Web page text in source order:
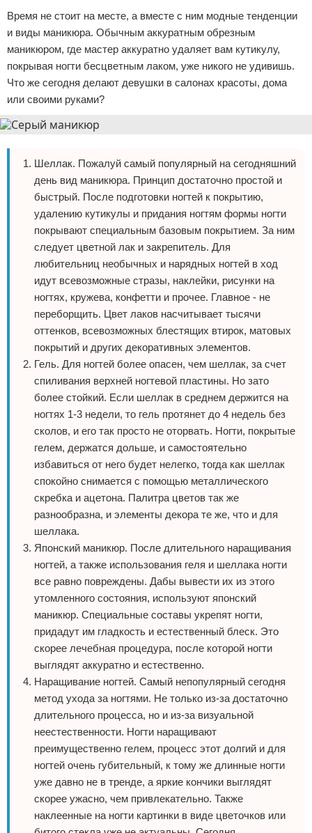
Время не стоит на месте, а вместе с ним модные тенденции
и виды маникюра. Обычным аккуратным обрезным
маникюром, где мастер аккуратно удаляет вам кутикулу,
покрывая ногти бесцветным лаком, уже никого не удивишь.
Что же сегодня делают девушки в салонах красоты, дома
или своими руками?
Шеллак. Пожалуй самый популярный на сегодняшний
день вид маникюра. Принцип достаточно простой и
быстрый. После подготовки ногтей к покрытию,
удалению кутикулы и придания ногтям формы ногти
покрывают специальным базовым покрытием. За ним
следует цветной лак и закрепитель. Для
любительниц необычных и нарядных ногтей в ход
идут всевозможные стразы, наклейки, рисунки на
ногтях, кружева, конфетти и прочее. Главное - не
переборщить. Цвет лаков насчитывает тысячи
оттенков, всевозможных блестящих втирок, матовых
покрытий и других декоративных элементов.
Гель. Для ногтей более опасен, чем шеллак, за счет
спиливания верхней ногтевой пластины. Но зато
более стойкий. Если шеллак в среднем держится на
ногтях 1-3 недели, то гель протянет до 4 недель без
сколов, и его так просто не оторвать. Ногти, покрытые
гелем, держатся дольше, и самостоятельно
избавиться от него будет нелегко, тогда как шеллак
спокойно снимается с помощью металлического
скребка и ацетона. Палитра цветов так же
разнообразна, и элементы декора те же, что и для
шеллака.
Японский маникюр. После длительного наращивания
ногтей, а также использования геля и шеллака ногти
все равно повреждены. Дабы вывести их из этого
утомленного состояния, используют японский
маникюр. Специальные составы укрепят ногти,
придадут им гладкость и естественный блеск. Это
скорее лечебная процедура, после которой ногти
выглядят аккуратно и естественно.
Наращивание ногтей. Самый непопулярный сегодня
метод ухода за ногтями. Не только из-за достаточно
длительного процесса, но и из-за визуальной
неестественности. Ногти наращивают
преимущественно гелем, процесс этот долгий и для
ногтей очень губительный, к тому же длинные ногти
уже давно не в тренде, а яркие кончики выглядят
скорее ужасно, чем привлекательно. Также
наклеенные на ногти картинки в виде цветочков или